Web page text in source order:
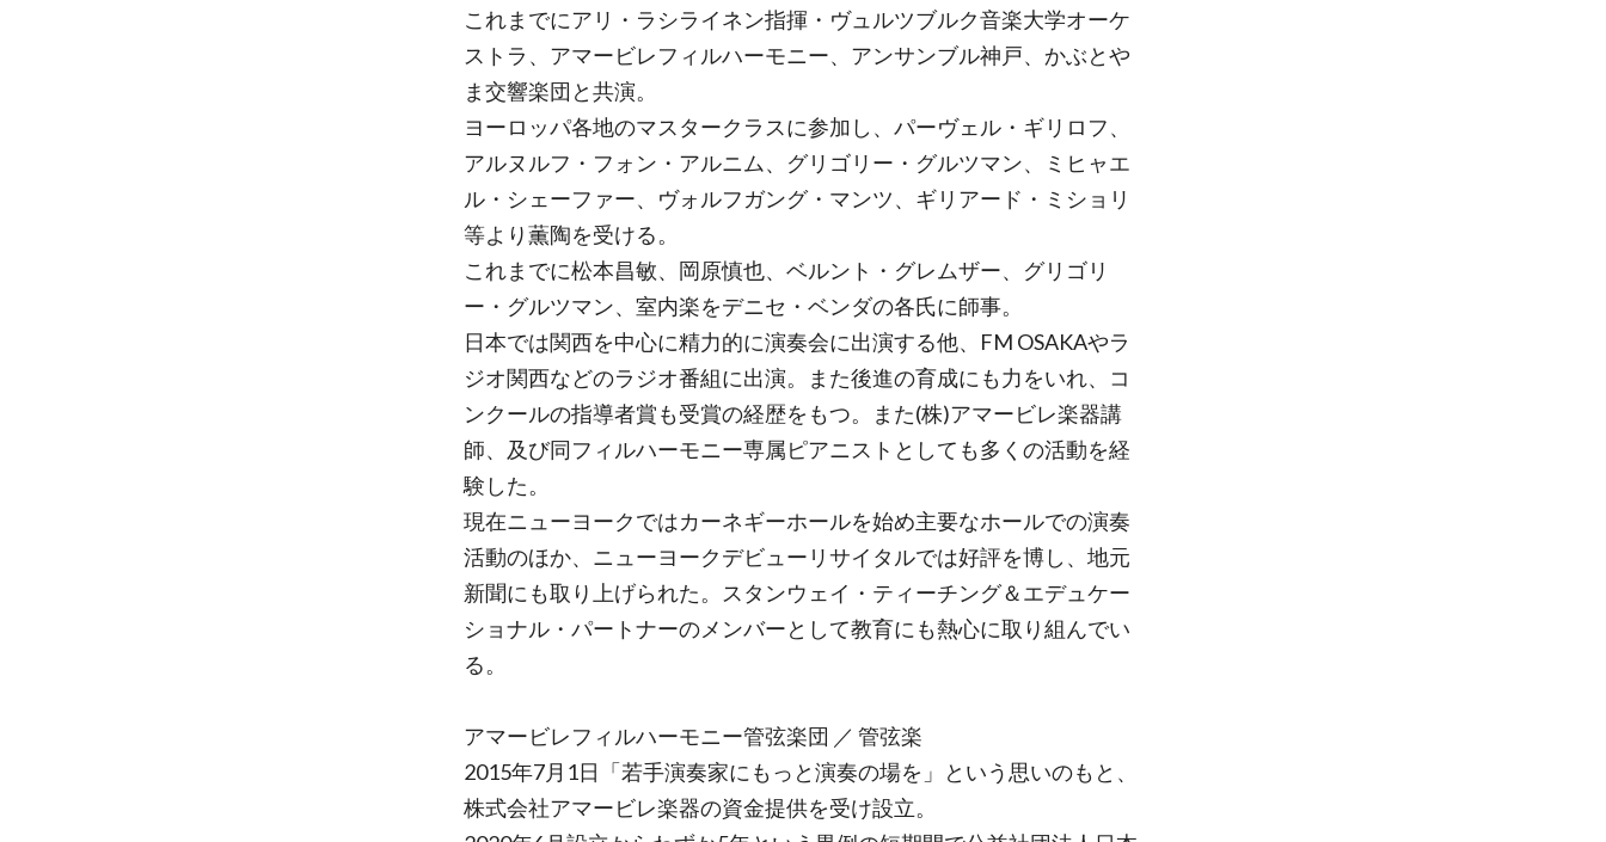
これまでにアリ・ラシライネン指揮・ヴュルツブルク音楽大学オーケ
ストラ、アマービレフィルハーモニー、アンサンブル神戸、かぶとや
ま交響楽団と共演。
ヨーロッパ各地のマスタークラスに参加し、パーヴェル・ギリロフ、
アルヌルフ・フォン・アルニム、グリゴリー・グルツマン、ミヒャエ
ル・シェーファー、ヴォルフガング・マンツ、ギリアード・ミショリ
等より薫陶を受ける。
これまでに松本昌敏、岡原慎也、ベルント・グレムザー、グリゴリ
ー・グルツマン、室内楽をデニセ・ベンダの各氏に師事。
日本では関西を中心に精力的に演奏会に出演する他、FM OSAKAやラ
ジオ関西などのラジオ番組に出演。また後進の育成にも力をいれ、コ
ンクールの指導者賞も受賞の経歴をもつ。また(株)アマービレ楽器講
師、及び同フィルハーモニー専属ピアニストとしても多くの活動を経
験した。
現在ニューヨークではカーネギーホールを始め主要なホールでの演奏
活動のほか、ニューヨークデビューリサイタルでは好評を博し、地元
新聞にも取り上げられた。スタンウェイ・ティーチング＆エデュケー
ショナル・パートナーのメンバーとして教育にも熱心に取り組んでい
る。
アマービレフィルハーモニー管弦楽団 ／ 管弦楽
2015年7月1日「若手演奏家にもっと演奏の場を」という思いのもと、
株式会社アマービレ楽器の資金提供を受け設立。